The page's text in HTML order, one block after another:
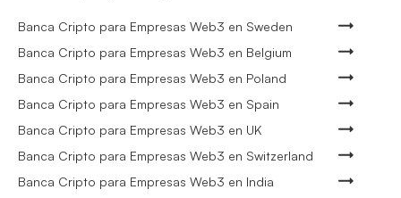
Banca Cripto para Empresas Web3 en Sweden
Banca Cripto para Empresas Web3 en Belgium
Banca Cripto para Empresas Web3 en Poland
Banca Cripto para Empresas Web3 en Spain
Banca Cripto para Empresas Web3 en UK
Banca Cripto para Empresas Web3 en Switzerland
Banca Cripto para Empresas Web3 en India